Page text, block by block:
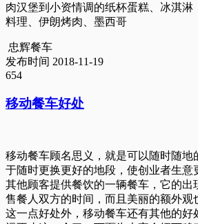
肉汉堡到小资情调的纸杯蛋糕、冰淇淋
料理、伊朗烤肉、墨西哥
忠辉餐车
发布时间 2018-11-19
654
移动餐车好处
移动餐车顾名思义，就是可以随时随地
于随时更换更好的地段，使创业者生意
其他顾客提供餐饮的一辆餐车，它的出
售餐人双方的时间，而且美丽的额外观
这一点好处外，移动餐车还有其他的好